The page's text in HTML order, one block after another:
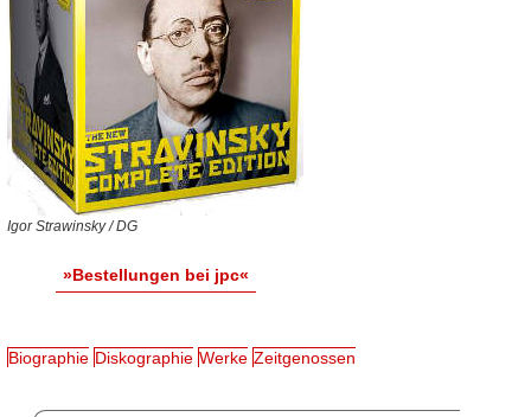
Igor Strawinsky / DG
»Bestellungen bei jpc«
Biographie Diskographie Werke Zeitgenossen